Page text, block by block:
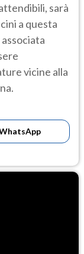
sarà
a questa
vicine alla